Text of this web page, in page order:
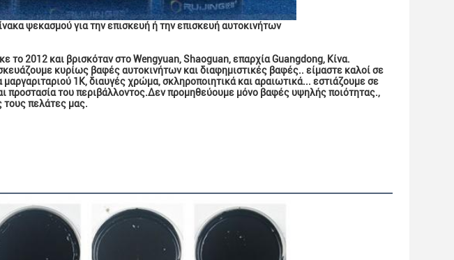
ψεκασμού για την επισκευή ή την επισκευή αυτοκινήτων
το 2012 και βρισκόταν στο Wengyuan, Shaoguan, επαρχία Guangdong, Κίνα.
κυρίως βαφές αυτοκινήτων και διαφημιστικές βαφές.. είμαστε καλοί σε
1K, διαυγές χρώμα, σκληροποιητικά και αραιωτικά... εστιάζουμε σε
προστασία του περιβάλλοντος.Δεν προμηθεύουμε μόνο βαφές υψηλής ποιότητας.,
τους πελάτες μας.